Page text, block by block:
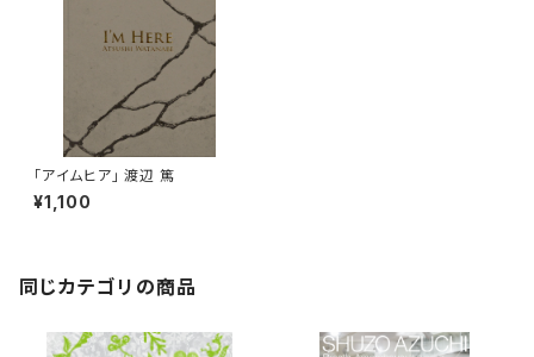
「アイムヒア」 渡辺 篤
¥1,100
同じカテゴリの商品